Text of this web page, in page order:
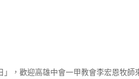
」，歡迎高雄中會一甲教會李宏恩牧師